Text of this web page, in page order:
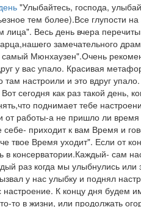
"Улыбайтесь, господа,
тем более).Все глупости
лица". Весь день вчера
замечательного
Мюнхаузен".Очень
у вас упало. Красивая
там настроили и это вдруг
сегодня как раз такой день,
поднимает тебе
от работы-а не пришло ли
себе- приходит к вам Время и
твое Время уходит". Если от
в консерватории.Каждый- сам
раз когда мы улыбнулись
у нас улыбку и поднял
К концу дня будем
то в жизни, или продолжать